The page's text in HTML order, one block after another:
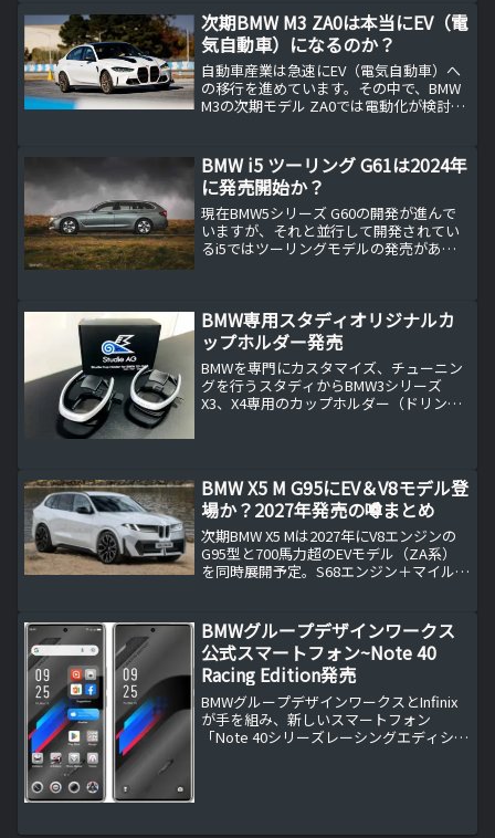
次期BMW M3 ZA0は本当にEV（電
気自動車）になるのか？
自動車産業は急速にEV（電気自動車）へ
の移行を進めています。その中で、BMW
M3の次期モデル ZA0では電動化が検討さ
BMW i5 ツーリング G61は2024年
に発売開始か？
現在BMW5シリーズ G60の開発が進んで
いますが、それと並行して開発されてい
るi5ではツーリングモデルの発売があり
BMW専用スタディオリジナルカ
ップホルダー発売
BMWを専門にカスタマイズ、チューニン
グを行うスタディからBMW3シリーズ
X3、X4専用のカップホルダー（ドリンク
BMW X5 M G95にEV＆V8モデル登
場か？2027年発売の噂まとめ
次期BMW X5 Mは2027年にV8エンジンの
G95型と700馬力超のEVモデル（ZA系）
を同時展開予定。S68エンジン＋マイルド
SUVの全貌を詳しく解説します。
BMWグループデザインワークス
公式スマートフォン~Note 40
Racing Edition発売
BMWグループデザインワークスとInfinix
が手を組み、新しいスマートフォン
「Note 40シリーズレーシングエディショ